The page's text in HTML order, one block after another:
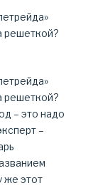
решеткой?
решеткой?
– это надо
–
же этот